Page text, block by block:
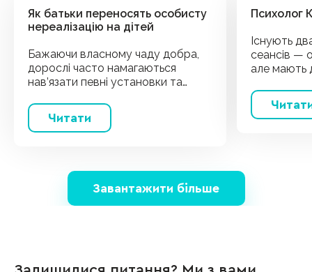
Як батьки переносять особисту
нереалізацію на дітей
Бажаючи власному чаду добра,
дорослі часто намагаються
нав’язати певні установки та
краще іноді навпаки шкодить їм.
Читати
Психолог
Існують
сеансів —
але мають
зможете
Завантажити більше